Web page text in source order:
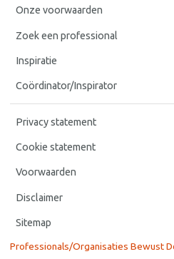
Onze voorwaarden
Zoek een professional
Inspiratie
Coördinator/Inspirator
Privacy statement
Cookie statement
Voorwaarden
Disclaimer
Sitemap
Professionals/Organisaties Bewust